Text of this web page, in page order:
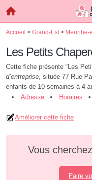
Accueil > Grand-Est > Meurthe-
Les Petits
Cette fiche présente "Les
d’entreprise, située 77 Rue
enfants de 10 semaines à 4
Adresse
Horaires
Améliorer cette fiche
Vous
Faire